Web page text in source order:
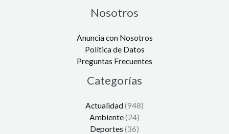
Nosotros
Anuncia con Nosotros
Política de Datos
Preguntas Frecuentes
Categorías
Actualidad(948)
Ambiente(24)
Deportes (36)